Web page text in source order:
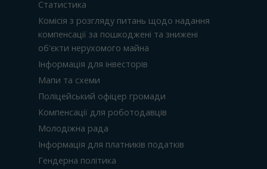
Статистика
Комісія з розгляду питань щодо надання
компенсації за пошкоджені та знижені
об'єкти нерухомого майна
Інформація для інвесторів
Мапи та схеми
Поліцейський офіцер громади
Компенсації для роботодавців
Молодіжна рада
Інформація для платників податків
Гендерна політика